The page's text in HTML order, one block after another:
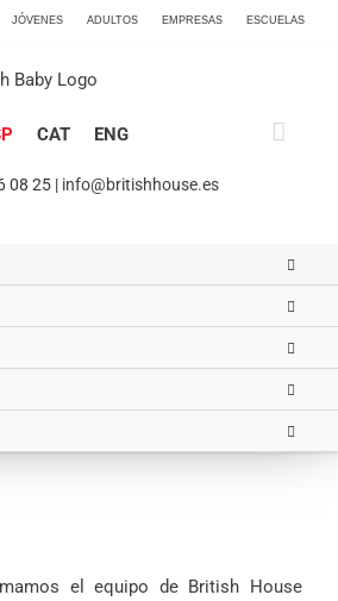
JÓVENES ADULTOS EMPRESAS ESCUELAS
CAT ENG
08 25 | info@britishhouse.es
el equipo de British House